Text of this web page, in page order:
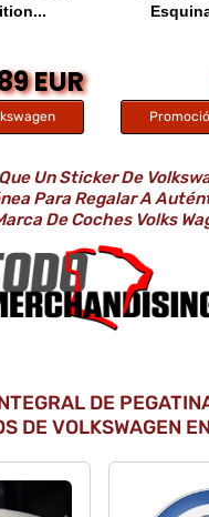
EUR
Un Sticker De
Para Regalar A
De Coches Volks
DE
DE VOLKSWAGEN